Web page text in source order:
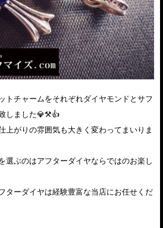
トチャームをそれぞれダイヤモンドとサフ
しました💎⚒👍
上がりの雰囲気も大きく変わってまいりま
選ぶのはアフターダイヤならではのお楽し
ターダイヤは経験豊富な当店にお任せくだ